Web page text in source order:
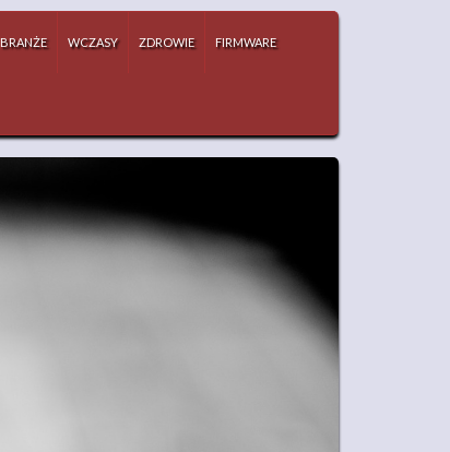
BRANŻE WCZASY ZDROWIE FIRMWARE